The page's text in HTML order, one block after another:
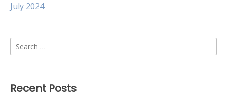
July 2024
Search
for:
Recent Posts